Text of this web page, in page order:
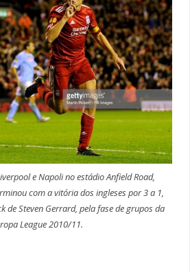
e Napoli no estádio Anfield Road,
com a vitória dos ingleses por 3 a 1,
de Steven Gerrard, pela fase de grupos da
League 2010/11.